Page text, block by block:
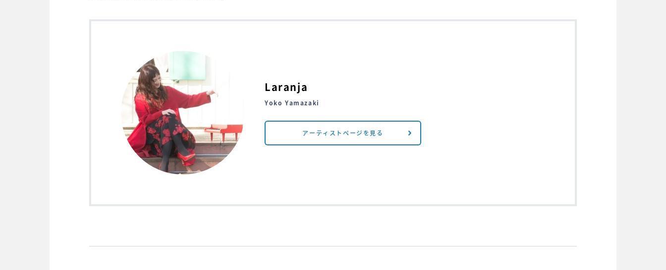
Laranja
Yoko Yamazaki
アーティストページを見る